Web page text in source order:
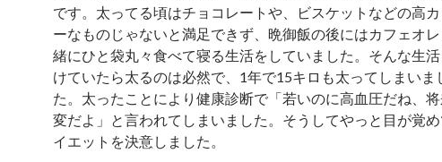
です。太ってる頃はチョコレートや、ビスケットなどの高カ
ーなものじゃないと満足できず、晩御飯の後にはカフェオ
緒にひと袋丸々食べて寝る生活をしていました。そんな生
けていたら太るのは必然で、1年で15キロも太ってしまいま
た。太ったことにより健康診断で「若いのに高血圧だね、
変だよ」と言われてしまいました。そうしてやっと目が覚
イエットを決意しました。